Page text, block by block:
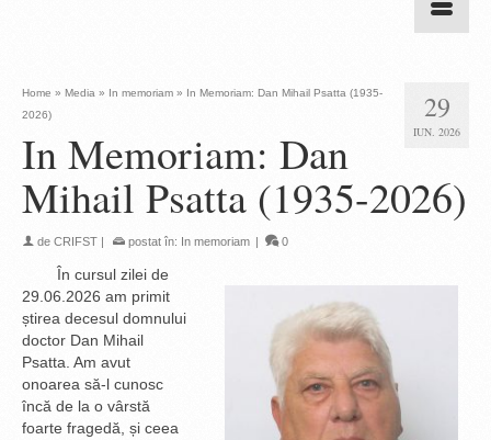
29
IUN. 2026
Home » Media » In memoriam » In Memoriam: Dan Mihail Psatta (1935-
2026)
In Memoriam: Dan
Mihail Psatta (1935-2026)
de CRIFST | postat în: In memoriam | 0
În cursul zilei de
29.06.2026 am primit
știrea decesul domnului
doctor Dan Mihail
Psatta. Am avut
onoarea să-l cunosc
încă de la o vârstă
foarte fragedă, și ceea